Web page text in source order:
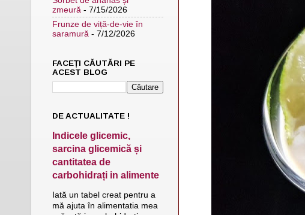
zmeură - 7/15/2026
Frunze de viță-de-vie în
saramură - 7/12/2026
FACEȚI CĂUTĂRI PE
ACEST BLOG
DE ACTUALITATE !
Indicele glicemic,
sarcina glicemică și
cantitatea de
carbohidrați in alimente
Iată un tabel creat pentru a
mă ajuta în alimentatia mea